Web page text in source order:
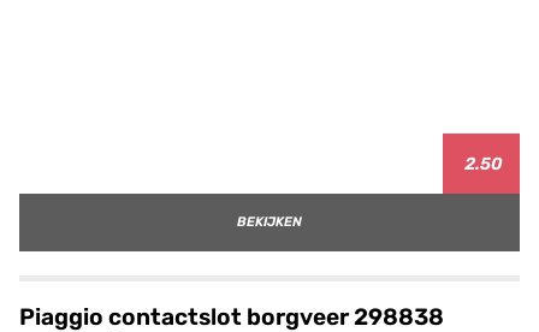
2.50
BEKIJKEN
Piaggio contactslot borgveer 298838